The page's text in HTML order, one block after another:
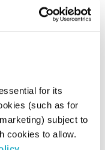
for its
(such as for
subject to
cookies to allow.
המחסן של יוסי בבליקי – 3.2.22
המחסן של יוסי בבליקי